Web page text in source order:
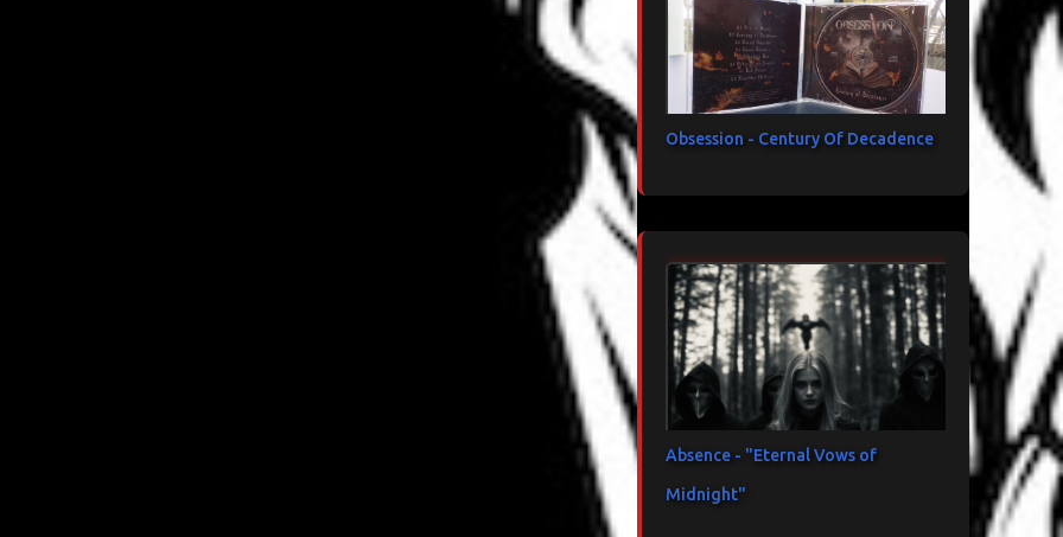
Obsession - Century Of Decadence
Absence - "Eternal Vows of
Midnight"